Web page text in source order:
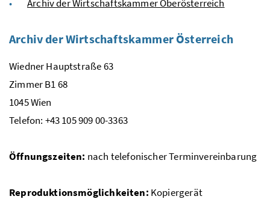
Archiv der Wirtschaftskammer Oberösterreich
Archiv der Wirtschaftskammer Österreich
Wiedner Hauptstraße 63
Zimmer B1 68
1045 Wien
Telefon: +43 105 909 00-3363
Öffnungszeiten: nach telefonischer Terminvereinbarung
Reproduktionsmöglichkeiten: Kopiergerät